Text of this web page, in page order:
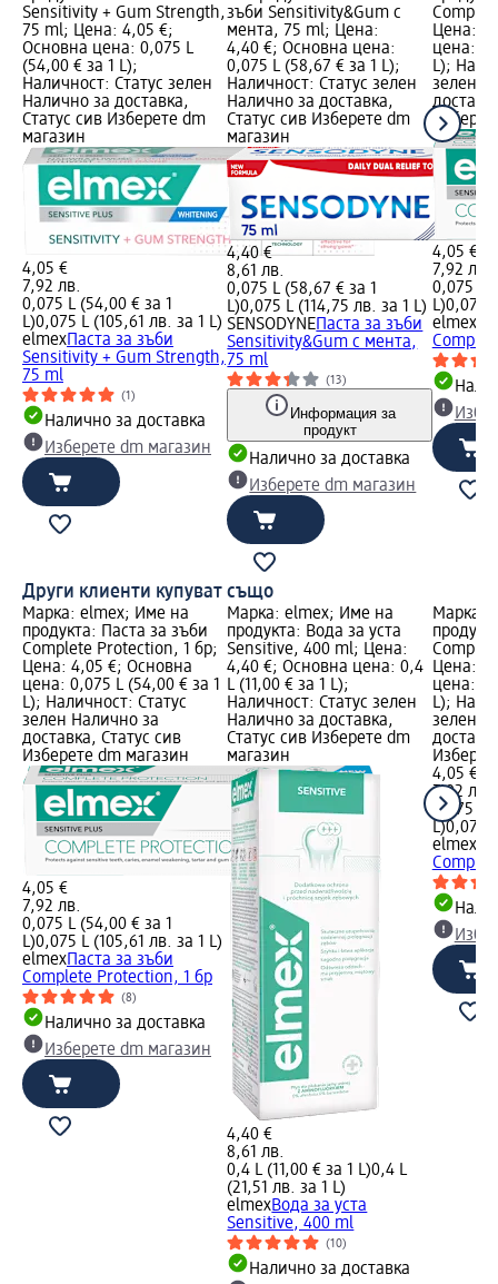
Sensitivity + Gum Strength,
75 ml; Цена: 4,05 €;
Основна цена: 0,075 L
(54,00 € за 1 L);
Наличност: Статус зелен
Налично за доставка,
Статус сив Изберете dm
магазин
4,05 €
7,92 лв.
0,075 L (54,00 € за 1
L)0,075 L (105,61 лв. за 1 L)
elmex Паста за зъби
Sensitivity + Gum Strength,
75 ml
(1)
Налично за доставка
Изберете dm магазин
зъби Sensitivity&Gum с
мента, 75 ml; Цена:
4,40 €; Основна цена:
0,075 L (58,67 € за 1 L);
Наличност: Статус зелен
Налично за доставка,
Статус сив Изберете dm
магазин
4,40 €
8,61 лв.
0,075 L (58,67 € за 1
L)0,075 L (114,75 лв. за 1 L)
SENSODYNE Паста за зъби
Sensitivity&Gum с мента,
75 ml
(13)
Информация за
продукт
Налично за доставка
Изберете dm магазин
Цена:
цена:
L);
зелен
4,05 €
7,92 лв.
0,075 L
L)0,075
elmex
Други клиенти купуват също
Марка: elmex; Име на
продукта: Паста за зъби
Complete Protection, 1 бр;
Цена: 4,05 €; Основна
цена: 0,075 L (54,00 € за 1
L); Наличност: Статус
зелен Налично за
доставка, Статус сив
Изберете dm магазин
4,05 €
7,92 лв.
0,075 L (54,00 € за 1
L)0,075 L (105,61 лв. за 1 L)
elmex Паста за зъби
Complete Protection, 1 бр
(8)
Налично за доставка
Изберете dm магазин
Марка: elmex; Име на
продукта: Вода за уста
Sensitive, 400 ml; Цена:
4,40 €; Основна цена: 0,4
L (11,00 € за 1 L);
Наличност: Статус зелен
Налично за доставка,
Статус сив Изберете dm
магазин
4,40 €
8,61 лв.
0,4 L (11,00 € за 1 L)0,4 L
(21,51 лв. за 1 L)
elmexВода за уста
Sensitive, 400 ml
(10)
Налично за доставка
Марка:
Цена:
цена:
L);
зелен
4,05 €
7,92 лв.
0,075 L
L)0,075
elmex